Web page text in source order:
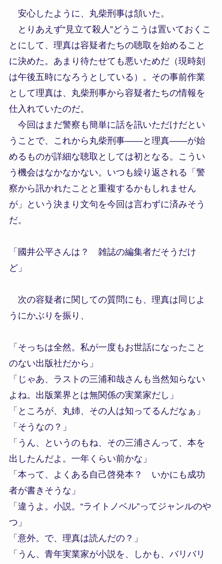
安心したように、丸柴刑事は頷いた。
とりあえず“見立て殺人”どうこうは置いておくこ
とにして、理真は容疑者たちの聴取を始めること
に決めた。あまり待たせても悪いためだ（現時刻
は午後五時になろうとしている）。その事前作業
として理真は、丸柴刑事から容疑者たちの情報を
仕入れていたのだ。
今回はまだ警察も簡単に話を訊いただけだとい
うことで、これから丸柴刑事――と理真――が始
めるものが詳細な聴取としては初となる。こうい
う機会はなかなかない。いつも繰り返される「警
察から訊かれたことと重複するかもしれません
が」という決まり文句を今回は言わずに済みそう
だ。
「國井公平さんは？ 雑誌の編集者だそうだけ
ど」
次の容疑者に関しての質問にも、理真は同じよ
うにかぶりを振り、
「そっちは全然。私が一度もお世話になったこと
のない出版社だから」
「じゃあ、ラストの三浦和哉さんも当然知らない
よね。出版業界とは無関係の実業家だし」
「ところが、丸姉、その人は知ってるんだなぁ」
「そうなの？」
「うん、というのもね、その三浦さんって、本を
出したんだよ。一年くらい前かな」
「本って、よくある自己啓発本？ いかにも成功
者が書きそうな」
「違うよ。小説。“ライトノベル”ってジャンルのや
つ」
「意外。で、理真は読んだの？」
「うん、青年実業家が小説を、しかも、バリバリ